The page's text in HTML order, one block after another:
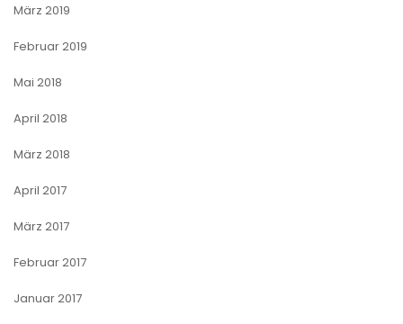
März 2019
Februar 2019
Mai 2018
April 2018
März 2018
April 2017
März 2017
Februar 2017
Januar 2017